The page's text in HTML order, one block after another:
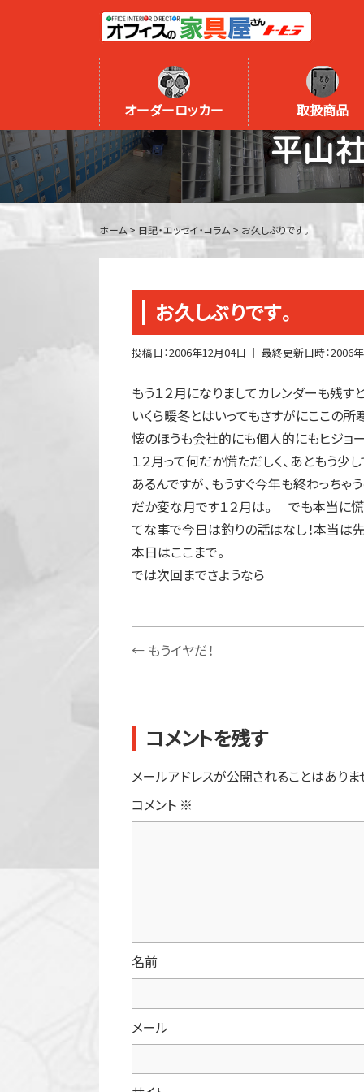
オーダーロッカー 取扱商品
平山
ホーム > 日記・エッセイ・コラム > お久しぶりです。
お久しぶりです。
投稿日：2006年12月04日 ｜ 最終更新日時：2006
もう１２月になりましてカレンダーも残す
いくら暖冬とはいってもさすがにここの所
懐のほうも会社的にも個人的にもヒジョ
１２月って何だか慌ただしく、あともう
あるんですが、もうすぐ今年も終わっち
だか変な月です１２月は。 でも本当に慌
てな事で今日は釣りの話はなし！本当は
本日はここまで。
では次回までさようなら
← もうイヤだ！
コメントを残す
メールアドレスが公開されることはありま
コメント ※
名前
メール